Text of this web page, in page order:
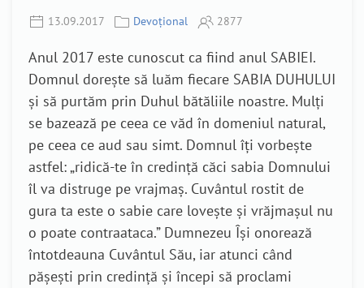
13.09.2017 Devoțional 2877
Anul 2017 este cunoscut ca fiind anul SABIEI.
Domnul dorește să luăm fiecare SABIA DUHULUI
și să purtăm prin Duhul bătăliile noastre. Mulți
se bazează pe ceea ce văd în domeniul natural,
pe ceea ce aud sau simt. Domnul îți vorbește
astfel: „ridică-te în credință căci sabia Domnului
îl va distruge pe vrajmaș. Cuvântul rostit de
gura ta este o sabie care lovește și vrăjmașul nu
o poate contraataca.” Dumnezeu Își onorează
întotdeauna Cuvântul Său, iar atunci când
pășești prin credință și începi să proclami